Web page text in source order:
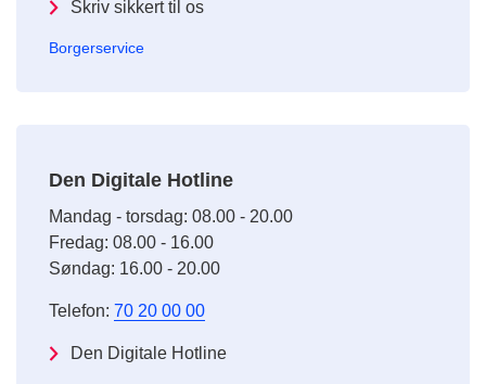
Skriv sikkert til os
Borgerservice
Den Digitale Hotline
Mandag - torsdag: 08.00 - 20.00
Fredag: 08.00 - 16.00
Søndag: 16.00 - 20.00
Telefon: 70 20 00 00
Den Digitale Hotline